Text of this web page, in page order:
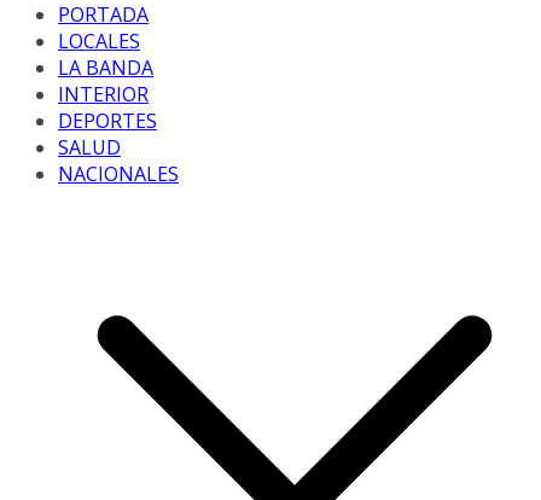
PORTADA
LOCALES
LA BANDA
INTERIOR
DEPORTES
SALUD
NACIONALES